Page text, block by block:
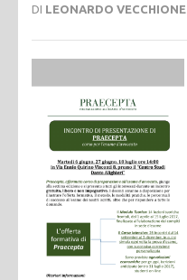
DI LEONARDO VECCHIONE